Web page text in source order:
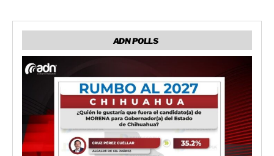
ADN POLLS